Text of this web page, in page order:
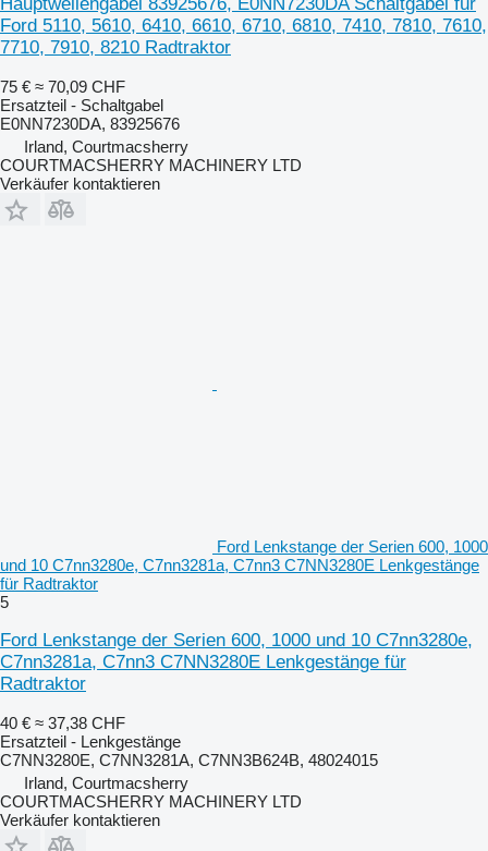
Ford 5110, 5610, 6410, 6610, 6710, 6810, 7410, 7810, 7610,
7710, 7910, 8210 Radtraktor
75 € ≈ 70,09 CHF
Ersatzteil - Schaltgabel
E0NN7230DA, 83925676
Irland, Courtmacsherry
COURTMACSHERRY MACHINERY LTD
Verkäufer kontaktieren
Ford Lenkstange der Serien 600, 1000
und 10 C7nn3280e, C7nn3281a, C7nn3 C7NN3280E Lenkgestänge
für Radtraktor
5
Ford Lenkstange der Serien 600, 1000 und 10 C7nn3280e,
C7nn3281a, C7nn3 C7NN3280E Lenkgestänge für
Radtraktor
40 € ≈ 37,38 CHF
Ersatzteil - Lenkgestänge
C7NN3280E, C7NN3281A, C7NN3B624B, 48024015
Irland, Courtmacsherry
COURTMACSHERRY MACHINERY LTD
Verkäufer kontaktieren